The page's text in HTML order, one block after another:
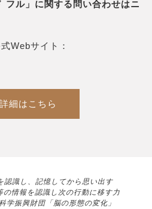
フル」に関する問い合わせはニ
Webサイト：
細はこちら
認識し、記憶してから思い出す
の情報を認識し次の行動に移す力
学振興財団「脳の形態の変化」